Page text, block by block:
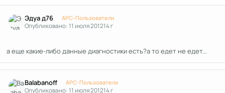
Эдуа д76 APC-Пользователи
Опубликовано:11 июля 201214 г
а еще какие-либо данные диагностики есть?а то едет не едет...
Balabanoff APC-Пользователи
Опубликовано:11 июля 201214 г